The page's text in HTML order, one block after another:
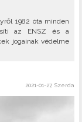
1982 óta minden
az ENSZ és a
jogainak védelme
2021-01-27, Szerda